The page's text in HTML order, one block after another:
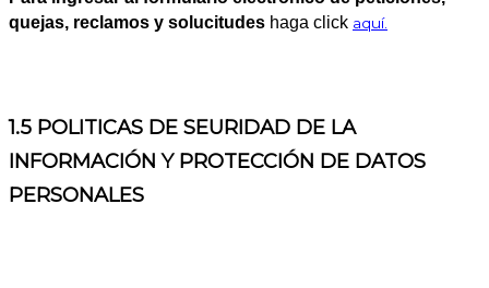
quejas, reclamos y solucitudes haga click aquí.
1.5 POLITICAS DE SEURIDAD DE LA
INFORMACIÓN Y PROTECCIÓN DE DATOS
PERSONALES